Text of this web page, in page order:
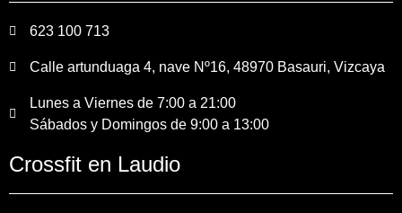
623 100 713
Calle artunduaga 4, nave Nº16, 48970 Basauri, Vizcaya
Lunes a Viernes de 7:00 a 21:00
Sábados y Domingos de 9:00 a 13:00
Crossfit en Laudio